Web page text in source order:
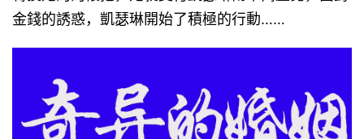
金錢的誘惑，凱瑟琳開始了積極的行動……